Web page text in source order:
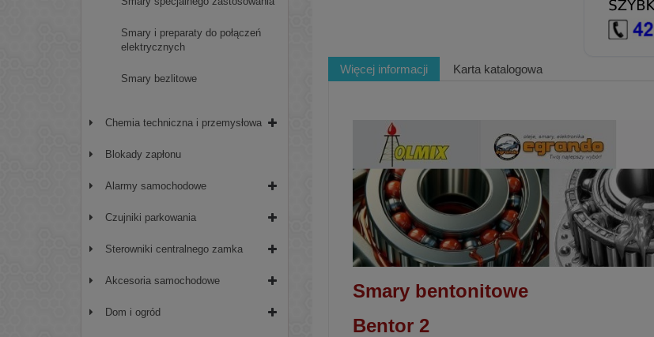
Smary i preparaty do połączeń
elektrycznych
Smary bezlitowe
Chemia techniczna i przemysłowa
Blokady zapłonu
Alarmy samochodowe
Czujniki parkowania
Sterowniki centralnego zamka
Akcesoria samochodowe
Dom i ogród
Więcej informacji Karta katalogowa
Smary bentonitowe
Bentor 2